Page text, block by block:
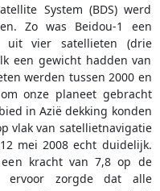
System (BDS) werd
Zo was Beidou-1 een
uit vier satellieten (drie
een gewicht hadden van
werden tussen 2000 en
onze planeet gebracht
in Azië dekking konden
vlak van satellietnavigatie
mei 2008 echt duidelijk.
kracht van 7,8 op de
ervoor zorgde dat alle